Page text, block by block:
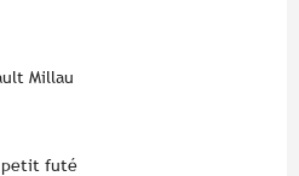
Millau
petit futé